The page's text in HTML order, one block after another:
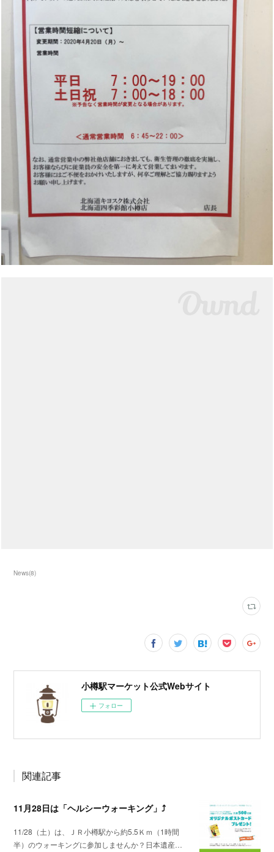
News(8)
小樽駅マーケット公式Webサイト
フォロー
関連記事
11月28日は「ヘルシーウォーキング」⤴
11/28（土）は、ＪＲ小樽駅から約5.5Ｋｍ（1時間
半）のウォーキングに参加しませんか？日本遺産…